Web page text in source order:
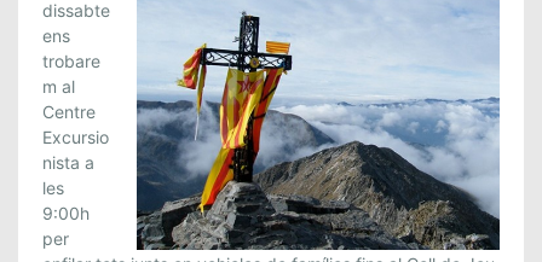
T
I
D
A
A
L
C
A
N
dissabte
ens
trobare
m al
Centre
Excursio
nista a
les
9:00h
per